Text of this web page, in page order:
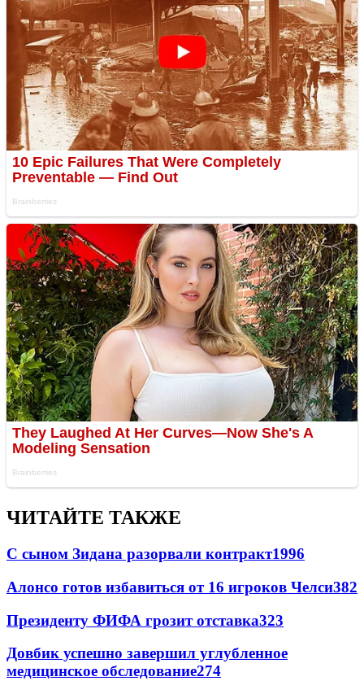
ЧИТАЙТЕ ТАКЖЕ
С сыном Зидана разорвали контракт1996
Алонсо готов избавиться от 16 игроков Челси382
Президенту ФИФА грозит отставка323
Довбик успешно завершил углубленное
медицинское обследование274